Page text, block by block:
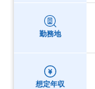
勤務地
想定年収